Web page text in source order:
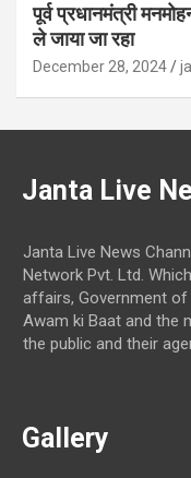
पूर्व प्रधानमंत्री
ले जाया जा रहा
December 28, 2024
Janta Live
Janta Live News
Network Pvt. Ltd.
affairs, Government of
Awam ki Baat and the
the public and their
Gallery